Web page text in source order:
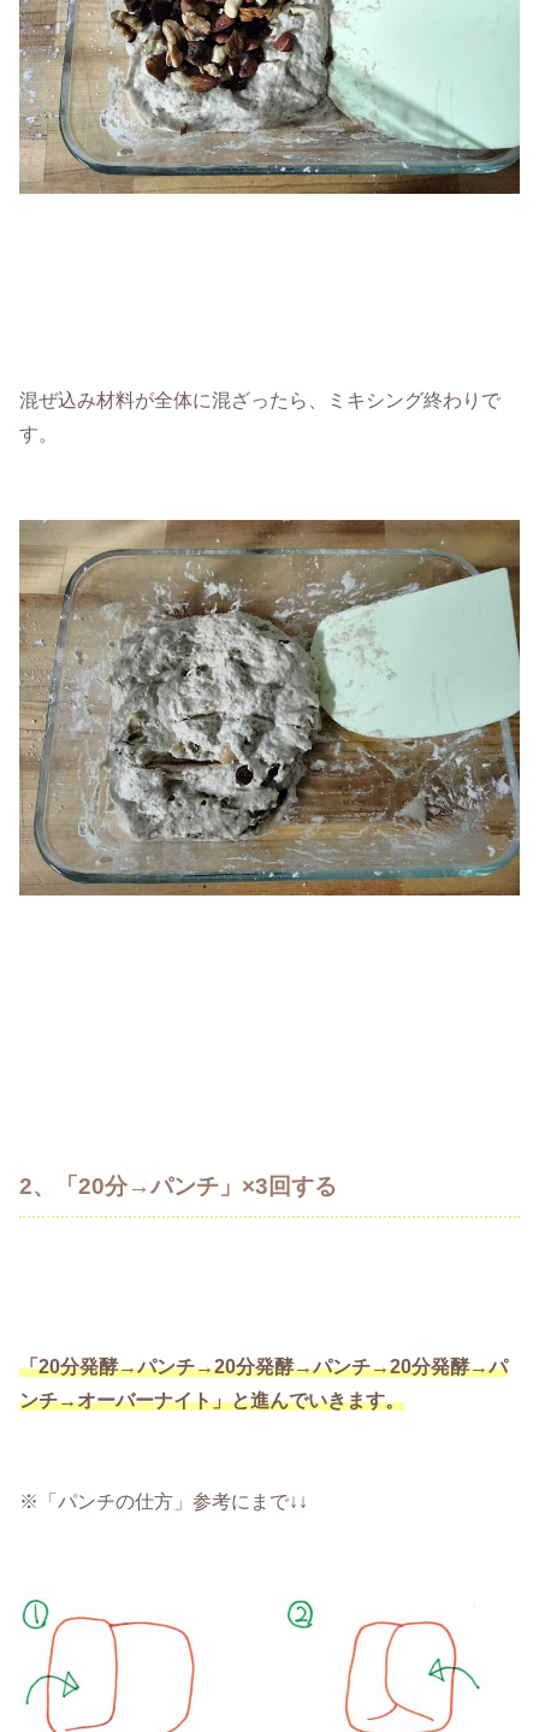
混ぜ込み材料が全体に混ざったら、ミキシング終わりで
す。
2、「20分→パンチ」×3回する
「20分発酵→パンチ→20分発酵→パンチ→20分発酵→パ
ンチ→オーバーナイト」と進んでいきます。
※「パンチの仕方」参考にまで↓↓